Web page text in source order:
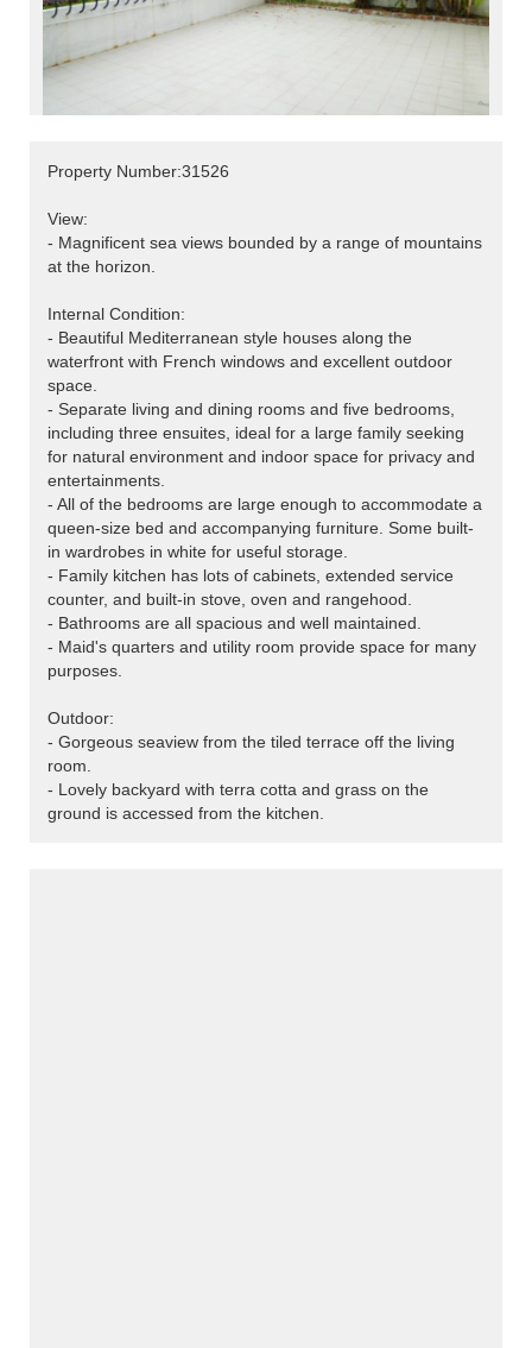
Property Number:31526
View:
- Magnificent sea views bounded by a range of mountains
at the horizon.
Internal Condition:
- Beautiful Mediterranean style houses along the
waterfront with French windows and excellent outdoor
space.
- Separate living and dining rooms and five bedrooms,
including three ensuites, ideal for a large family seeking
for natural environment and indoor space for privacy and
entertainments.
- All of the bedrooms are large enough to accommodate a
queen-size bed and accompanying furniture. Some built-
in wardrobes in white for useful storage.
- Family kitchen has lots of cabinets, extended service
counter, and built-in stove, oven and rangehood.
- Bathrooms are all spacious and well maintained.
- Maid's quarters and utility room provide space for many
purposes.
Outdoor:
- Gorgeous seaview from the tiled terrace off the living
room.
- Lovely backyard with terra cotta and grass on the
ground is accessed from the kitchen.